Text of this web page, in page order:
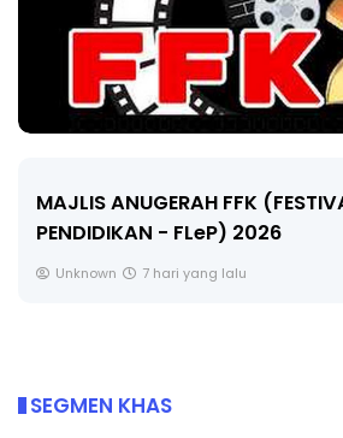
🔴 [LIVE]
CIKGU ANITA
SEGMEN KHAS